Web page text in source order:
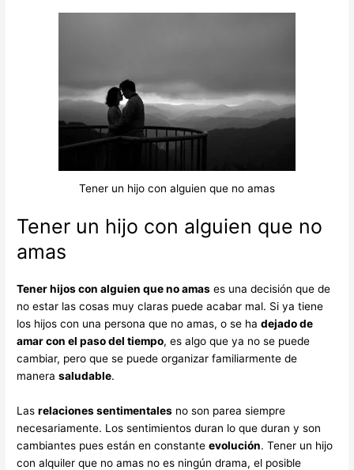
Tener un hijo con alguien que no amas
Tener un hijo con alguien que no
amas
Tener hijos con alguien que no amas es una decisión que de
no estar las cosas muy claras puede acabar mal. Si ya tiene
los hijos con una persona que no amas, o se hadejado de
amar con el paso del tiempo, es algo que ya no se puede
cambiar, pero que se puede organizar familiarmente de
manerasaludable.
Lasrelaciones sentimentales no son parea siempre
necesariamente. Los sentimientos duran lo que duran y son
cambiantes pues están en constanteevolución. Tener un hijo
con alquiler que no amas no es ningún drama, el posible